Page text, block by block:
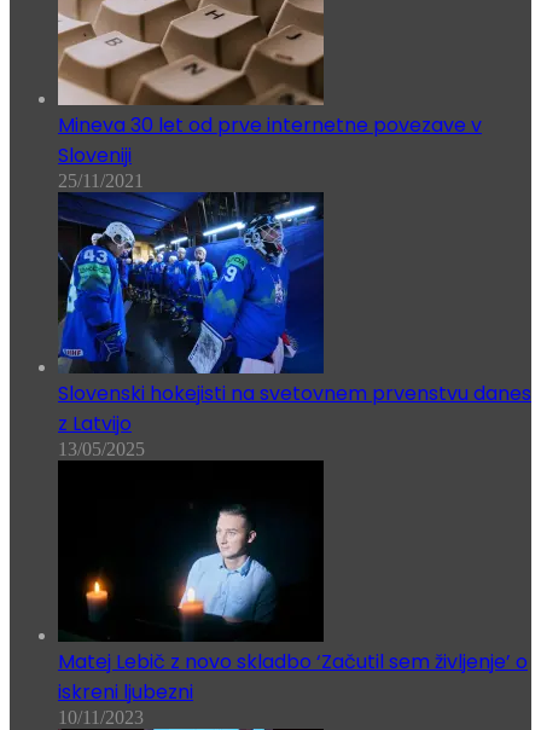
Mineva 30 let od prve internetne povezave v
Sloveniji
25/11/2021
Slovenski hokejisti na svetovnem prvenstvu danes
z Latvijo
13/05/2025
Matej Lebič z novo skladbo ‘Začutil sem življenje’ o
iskreni ljubezni
10/11/2023